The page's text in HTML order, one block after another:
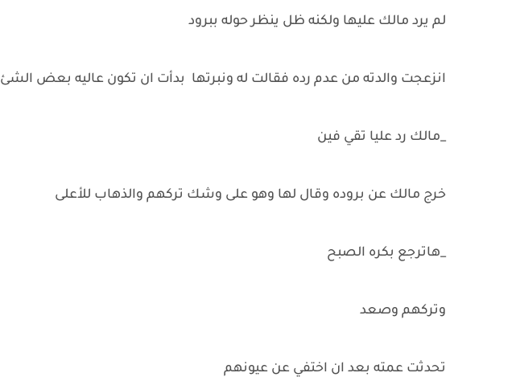
لم يرد مالك عليها ولكنه ظل ينظر حوله ببرود
انزعجت والدته من عدم رده فقالت له ونبرتها بدأت ان تكون عاليه بعض الشئ
_مالك رد عليا تقي فين
خرج مالك عن بروده وقال لها وهو على وشك تركهم والذهاب للأعلى
_هاترجع بكره الصبح
وتركهم وصعد
تحدثت عمته بعد ان اختفي عن عيونهم